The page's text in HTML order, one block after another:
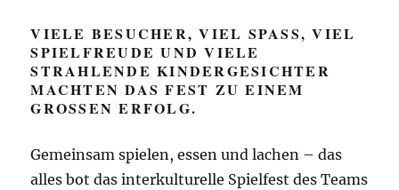
VIELE BESUCHER, VIEL SPASS, VIEL S
PIELFREUDE UND VIELE S
TRAHLENDE KINDERGESICHTER M
ACHTEN DAS FEST ZU EINEM G
ROSSEN ERFOLG.
Gemeinsam spielen, essen und lachen – das
alles bot das interkulturelle Spielfest des Teams